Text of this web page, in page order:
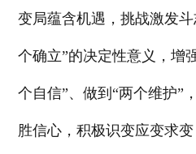
变局蕴含机遇，挑战激发
个确立”的决定性意义，增
个自信”、做到“两个维护”
胜信心，积极识变应变求